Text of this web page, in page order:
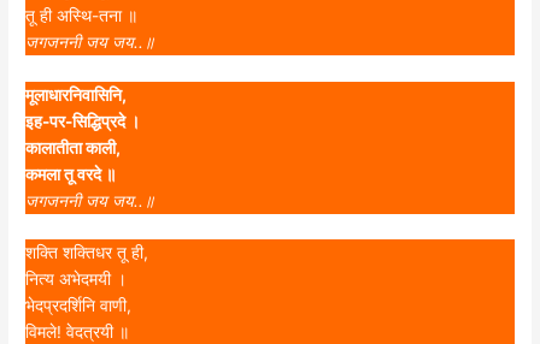
तू ही अस्थि-तना ॥
जगजननी जय जय..॥
मूलाधारनिवासिनि,
इह-पर-सिद्धिप्रदे ।
कालातीता काली,
कमला तू वरदे ॥
जगजननी जय जय..॥
शक्ति शक्तिधर तू ही,
नित्य अभेदमयी ।
भेदप्रदर्शिनि वाणी,
विमले! वेदत्रयी ॥